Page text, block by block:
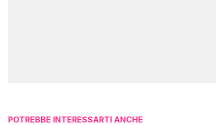
POTREBBE INTERESSARTI ANCHE